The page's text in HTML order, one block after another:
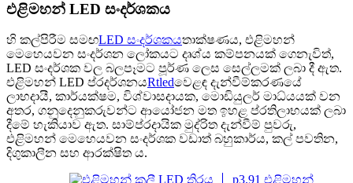
එළිමහන් LED සංදර්ශකය
හි කල්පිරීම සමඟLED සංදර්ශකයතාක්ෂණය, එළිමහන්
මෙහෙයවන සංදර්ශන ලෝකයට දෘශ්ය කම්පනයක් ගෙනැවිත්,
LED සංදර්ශක වල බලපෑමට පූර්ණ ලෙස සෙල්ලමක් ලබා දී ඇත.
එළිමහන් LED ප්රදර්ශනයRtledවෙළඳ දැන්වීම්කරණයේ
ලාභදායී, කාර්යක්ෂම, විශ්වාසදායක, මොඩියුලර් මාධ්යයක් වන
අතර, ගනුදෙනුකරුවන්ට ආයෝජන මත ඉහළ ප්රතිලාභයක් ලබා
දීමේ හැකියාව ඇත. සාම්ප්රදායික මුද්රිත දැන්වීම් පුවරු,
එළිමහන් මෙහෙයවන සංදර්ශක වඩාත් බහුකාර්ය, කල් පවතින,
දිගුකාලීන සහ ආරක්ෂිත ය.